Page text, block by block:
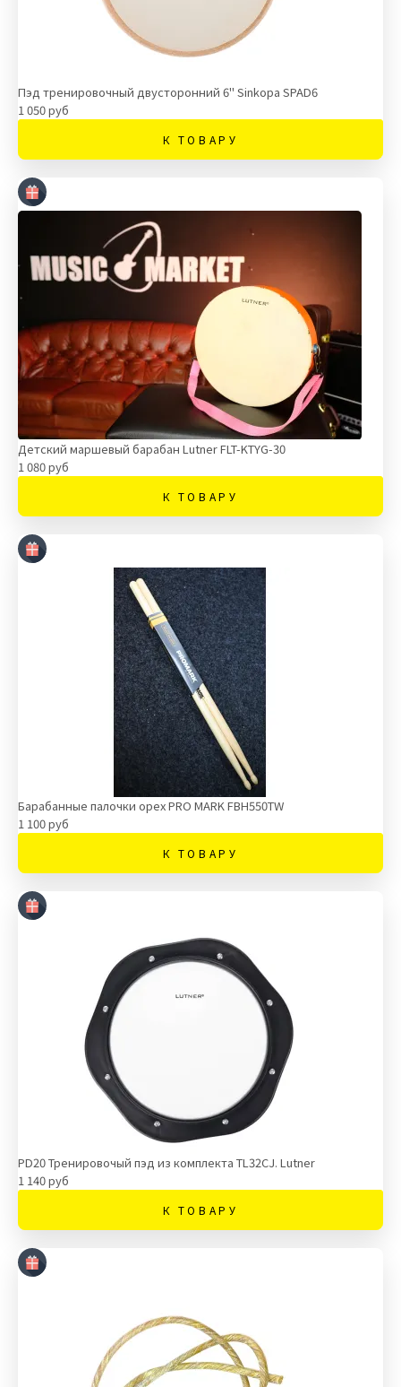
Пэд тренировочный двусторонний 6" Sinkopa SPAD6
1 050 руб
К ТОВАРУ
Детский маршевый барабан Lutner FLT-KTYG-30
1 080 руб
К ТОВАРУ
Барабанные палочки орех PRO MARK FBH550TW
1 100 руб
К ТОВАРУ
PD20 Тренировочый пэд из комплекта TL32CJ. Lutner
1 140 руб
К ТОВАРУ